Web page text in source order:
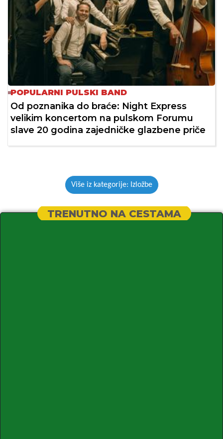
POPULARNI PULSKI BAND
Od poznanika do braće: Night Express
velikim koncertom na pulskom Forumu
slave 20 godina zajedničke glazbene priče
Više iz kategorije: Izložbe
TRENUTNO NA CESTAMA